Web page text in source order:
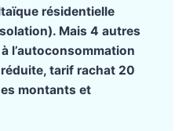
résidentielle
Mais 4 autres
l’autoconsommation
tarif rachat 20
montants et